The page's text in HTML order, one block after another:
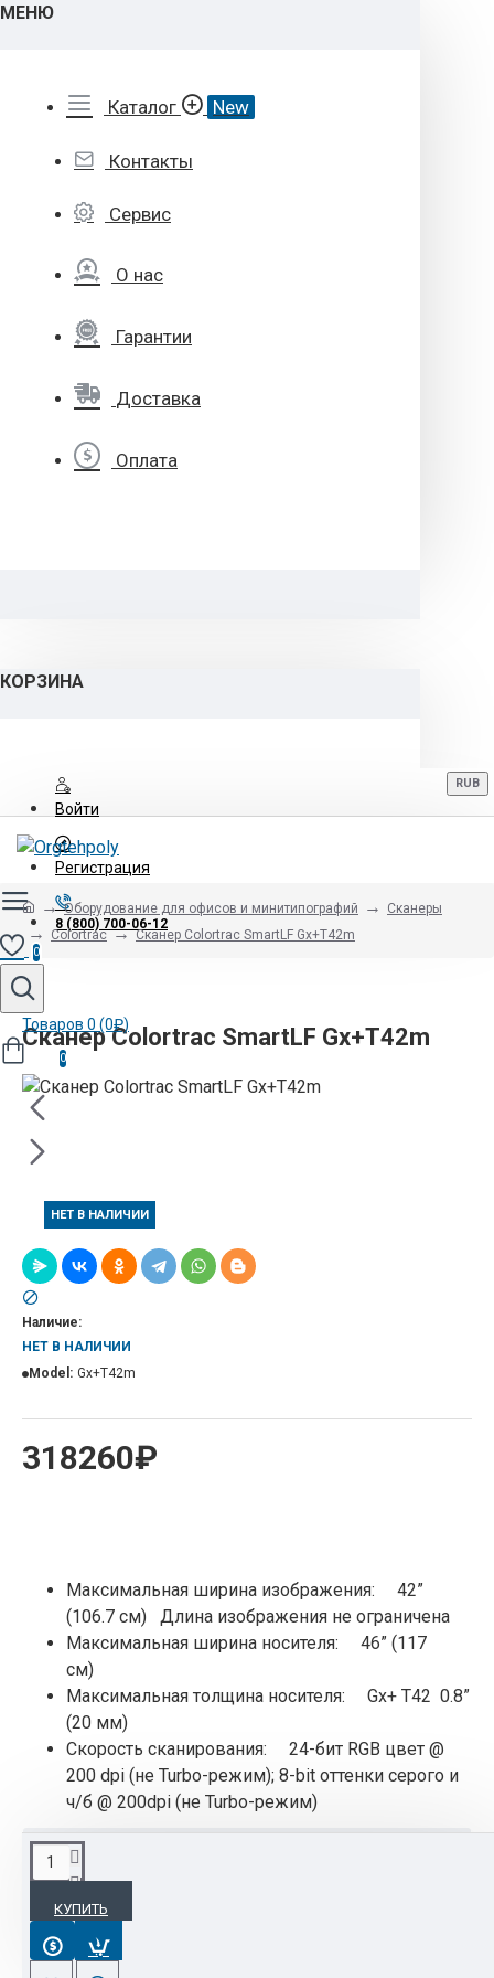
МЕНЮ
Каталог New
Контакты
Сервис
О нас
Гарантии
Доставка
Оплата
КОРЗИНА
Войти
Регистрация
8 (800) 700-06-12
RUB
0
Товаров 0 (0₽)
0
Оборудование для офисов и минитипографий
Сканеры
Colortrac
Сканер Colortrac SmartLF Gx+T42m
Сканер Colortrac SmartLF Gx+T42m
НЕТ В НАЛИЧИИ
318260₽
Наличие:
НЕТ В НАЛИЧИИ
Model: Gx+T42m
Максимальная ширина изображения: 42”
(106.7 см) Длина изображения не ограничена
Максимальная ширина носителя: 46” (117
см)
Максимальная толщина носителя: Gx+ Т42 0.8”
(20 мм)
Скорость сканирования: 24-бит RGB цвет @
200 dpi (не Turbo-режим); 8-bit оттенки серого и
ч/б @ 200dpi (не Turbo-режим)
КУПИТЬ
ОПИСАНИЕ
Широкоформатные сканеры SmartLF Gx+ 42
являются идеальным решением для салонов